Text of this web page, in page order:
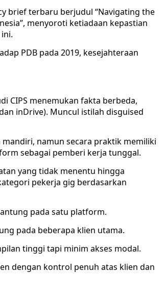
brief terbaru berjudul “Navigating the
menyoroti ketiadaan kepastian
PDB pada 2019, kesejahteraan
CIPS menemukan fakta berbeda,
inDrive). Muncul istilah disguised
namun secara praktik memiliki
sebagai pemberi kerja tunggal.
yang tidak menentu hingga
pekerja gig berdasarkan
pada satu platform.
pada beberapa klien utama.
tinggi tapi minim akses modal.
dengan kontrol penuh atas klien dan